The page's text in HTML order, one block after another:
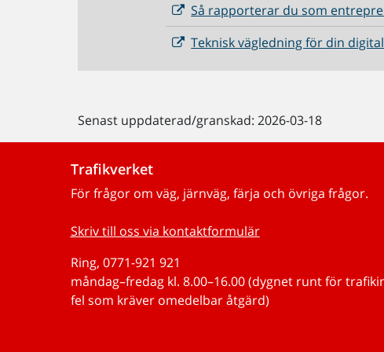
Så rapporterar du som
Teknisk vägledning för din
Senast uppdaterad/granskad: 2026-03-18
Trafikverket
För frågor om väg, järnväg, färja och övriga frågor.
Skriv till oss via kontaktformulär
Ring, 0771-921 921
måndag–fredag kl. 8.00–16.00 (dygnet runt för
fel som kräver omedelbar åtgärd)